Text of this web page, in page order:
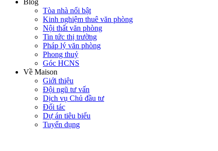
Blog
Tòa nhà nổi bật
Kinh nghiệm thuê văn phòng
Nội thất văn phòng
Tin tức thị trường
Pháp lý văn phòng
Phong thuỷ
Góc HCNS
Về Maison
Giới thiệu
Đội ngũ tư vấn
Dịch vụ Chủ đầu tư
Đối tác
Dự án tiêu biểu
Tuyển dụng